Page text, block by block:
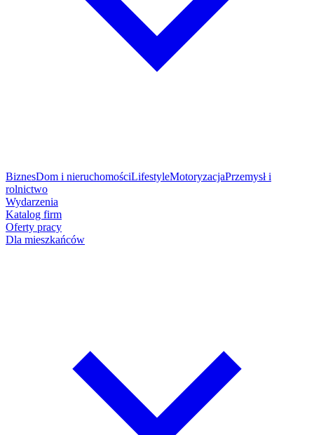
BiznesDom i nieruchomościLifestyleMotoryzacjaPrzemysł i
rolnictwo
Wydarzenia
Katalog firm
Oferty pracy
Dla mieszkańców